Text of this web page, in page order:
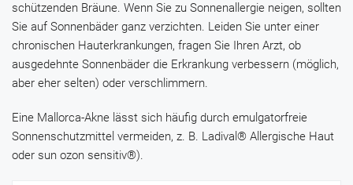
schützenden Bräune. Wenn Sie zu Sonnenallergie neigen, sollten
Sie auf Sonnenbäder ganz verzichten. Leiden Sie unter einer
chronischen Hauterkrankungen, fragen Sie Ihren Arzt, ob
ausgedehnte Sonnenbäder die Erkrankung verbessern (möglich,
aber eher selten) oder verschlimmern.
Eine Mallorca-Akne lässt sich häufig durch emulgatorfreie
Sonnenschutzmittel vermeiden, z. B. Ladival® Allergische Haut
oder sun ozon sensitiv®).